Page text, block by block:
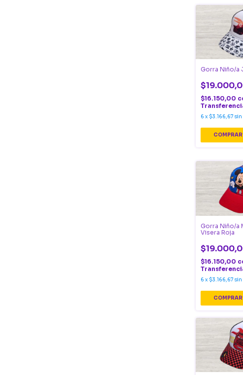
Gorra Niño/a
$16.150,00
6 x $3.166,67 sin
Gorra Niño/a
Visera Roja
$16.150,00
6 x $3.166,67 sin